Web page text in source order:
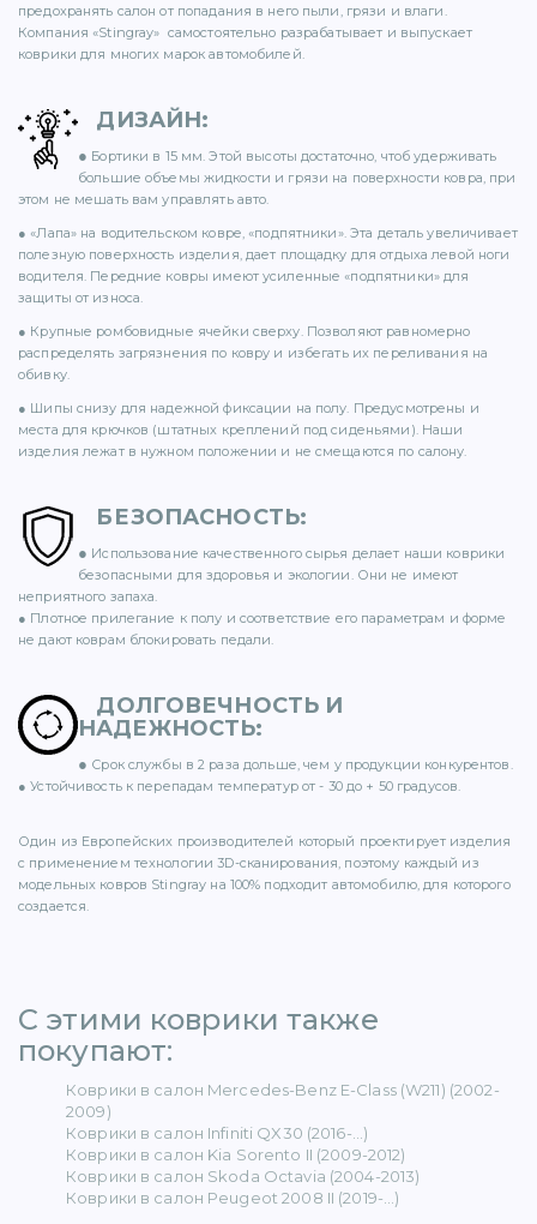
BENZ (65)
предохранять салон от попадания в него пыли, грязи и влаги.
Компания «Stingray» самостоятельно разрабатывает и выпускает
коврики для многих марок автомобилей.
ДИЗАЙН:
● Бортики в 15 мм. Этой высоты достаточно, чтоб удерживать
большие объемы жидкости и грязи на поверхности ковра, при
этом не мешать вам управлять авто.
● «Лапа» на водительском ковре, «подпятники». Эта деталь увеличивает
полезную поверхность изделия, дает площадку для отдыха левой ноги
водителя. Передние ковры имеют усиленные «подпятники» для
защиты от износа.
● Крупные ромбовидные ячейки сверху. Позволяют равномерно
распределять загрязнения по ковру и избегать их переливания на
обивку.
● Шипы снизу для надежной фиксации на полу. Предусмотрены и
места для крючков (штатных креплений под сиденьями). Наши
изделия лежат в нужном положении и не смещаются по салону.
БЕЗОПАСНОСТЬ:
● Использование качественного сырья делает наши коврики
безопасными для здоровья и экологии. Они не имеют
неприятного запаха.
● Плотное прилегание к полу и соответствие его параметрам и форме
не дают коврам блокировать педали.
ДОЛГОВЕЧНОСТЬ И
НАДЕЖНОСТЬ:
● Срок службы в 2 раза дольше, чем у продукции конкурентов.
● Устойчивость к перепадам температур от - 30 до + 50 градусов.
Один из Европейских производителей который проектирует изделия
с применением технологии 3D-сканирования, поэтому каждый из
модельных ковров Stingray на 100% подходит автомобилю, для которого
создается.
С этими коврики также
покупают: ​
Коврики в салон Mercedes-Benz E-Class (W211) (2002-
2009)
Коврики в салон Infiniti QX30 (2016-...)
Коврики в салон Kia Sorento II (2009-2012)
Коврики в салон Skoda Octavia (2004-2013)
Коврики в салон Peugeot 2008 II (2019-...)